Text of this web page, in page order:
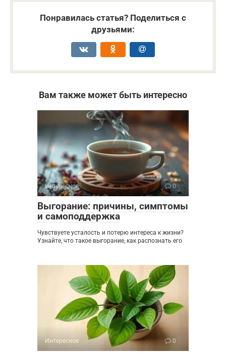
Понравилась статья? Поделиться с
друзьями:
Вам также может быть интересно
Интересное 0
Выгорание: причины, симптомы
и самоподдержка
Чувствуете усталость и потерю интереса к жизни?
Узнайте, что такое выгорание, как распознать его
Интересное 0